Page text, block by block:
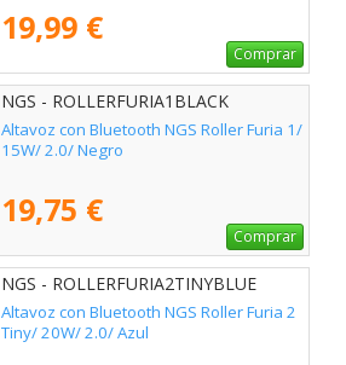
19,99 €
Comprar
NGS - ROLLERFURIA1BLACK
Altavoz con Bluetooth NGS Roller Furia 1/
15W/ 2.0/ Negro
19,75 €
Comprar
NGS - ROLLERFURIA2TINYBLUE
Altavoz con Bluetooth NGS Roller Furia 2
Tiny/ 20W/ 2.0/ Azul